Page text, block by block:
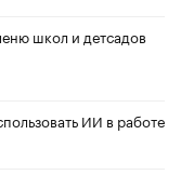
школ и детсадов
ИИ в работе